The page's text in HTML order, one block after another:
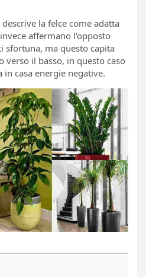
la felce come adatta
affermano l’opposto
sfortuna, ma questo capita
verso il basso, in questo caso
casa energie negative.